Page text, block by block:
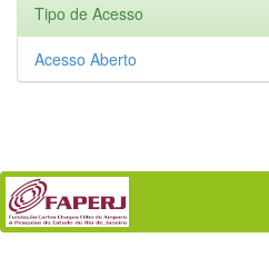
Tipo de Acesso
Acesso Aberto